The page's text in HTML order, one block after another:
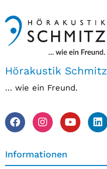
Hörakustik Schmitz
… wie ein Freund.
Informationen